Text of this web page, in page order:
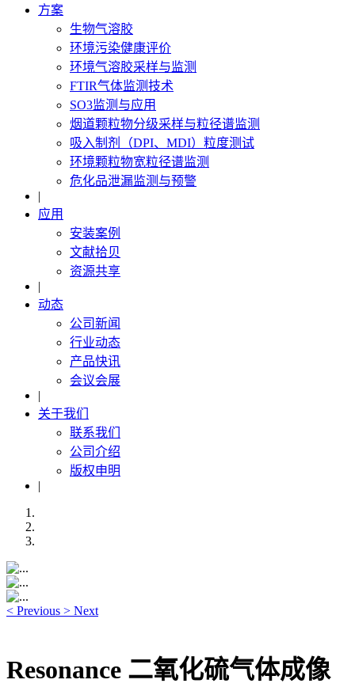
方案
生物气溶胶
环境污染健康评价
环境气溶胶采样与监测
FTIR气体监测技术
SO3监测与应用
烟道颗粒物分级采样与粒径谱监测
吸入制剂（DPI、MDI）粒度测试
环境颗粒物宽粒径谱监测
危化品泄漏监测与预警
|
应用
安装案例
文献拾贝
资源共享
|
动态
公司新闻
行业动态
产品快讯
会议会展
|
关于我们
联系我们
公司介绍
版权申明
|
< Previous > Next
Resonance 二氧化硫气体成像